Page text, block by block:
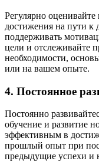
Регулярно
достижения на пути к
поддерживать
цели и отслеживайте
необходимости,
или на вашем опыте.
4. Постоянное
Постоянно
обучение и развитие
эффективным в
прошлый опыт при
предыдущие успехи и